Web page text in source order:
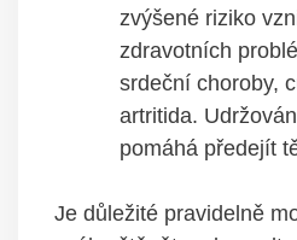
zvýšené riziko
zdravotních
srdeční choroby,
artritida.
pomáhá předejít
Je důležité pravidelně